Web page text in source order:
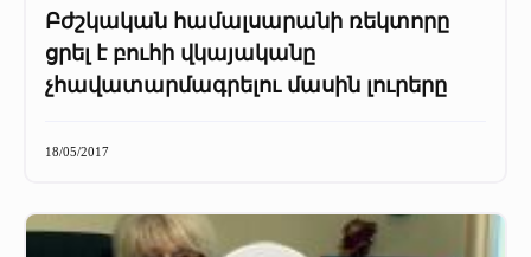
Բժշկական համալսարանի ռեկտորը
ցրել է բուհի վկայականը
չհավատարմագրելու մասին լուրերը
18/05/2017